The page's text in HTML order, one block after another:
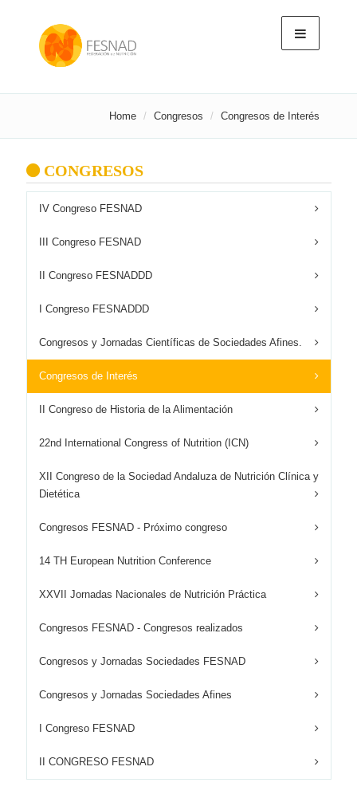
Home Congresos Congresos de Interés
CONGRESOS
IV Congreso FESNAD
III Congreso FESNAD
II Congreso FESNADDD
I Congreso FESNADDD
Congresos y Jornadas Científicas de Sociedades Afines.
Congresos de Interés
II Congreso de Historia de la Alimentación
22nd International Congress of Nutrition (ICN)
XII Congreso de la Sociedad Andaluza de Nutrición Clínica y
Dietética
Congresos FESNAD - Próximo congreso
14 TH European Nutrition Conference
XXVII Jornadas Nacionales de Nutrición Práctica
Congresos FESNAD - Congresos realizados
Congresos y Jornadas Sociedades FESNAD
Congresos y Jornadas Sociedades Afines
I Congreso FESNAD
II CONGRESO FESNAD